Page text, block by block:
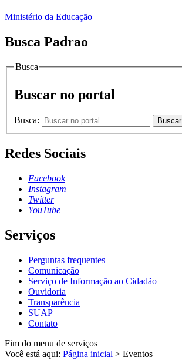
Ministério da Educação
Busca Padrao
Busca
Buscar no portal
Busca: Buscar
Redes Sociais
Facebook
Instagram
Twitter
YouTube
Serviços
Perguntas frequentes
Comunicação
Serviço de Informação ao Cidadão
Ouvidoria
Transparência
SUAP
Contato
Fim do menu de serviços
Você está aqui: Página inicial > Eventos